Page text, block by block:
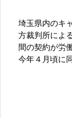
埼玉県内のキ
方裁判所によ
間の契約が労
今年４月頃に